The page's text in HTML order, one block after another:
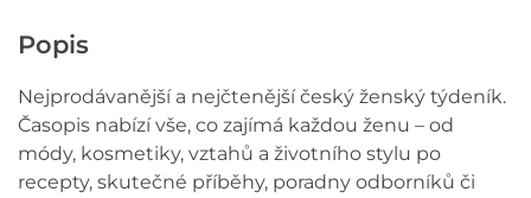
Popis
Nejprodávanější a nejčtenější český ženský týdeník.
Časopis nabízí vše, co zajímá každou ženu – od
módy, kosmetiky, vztahů a životního stylu po
recepty, skutečné příběhy, poradny odborníků či